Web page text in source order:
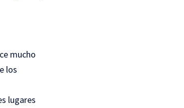
mucho
los
lugares